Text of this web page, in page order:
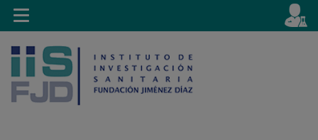
Jump to content
Active
en
Toggle
navigation